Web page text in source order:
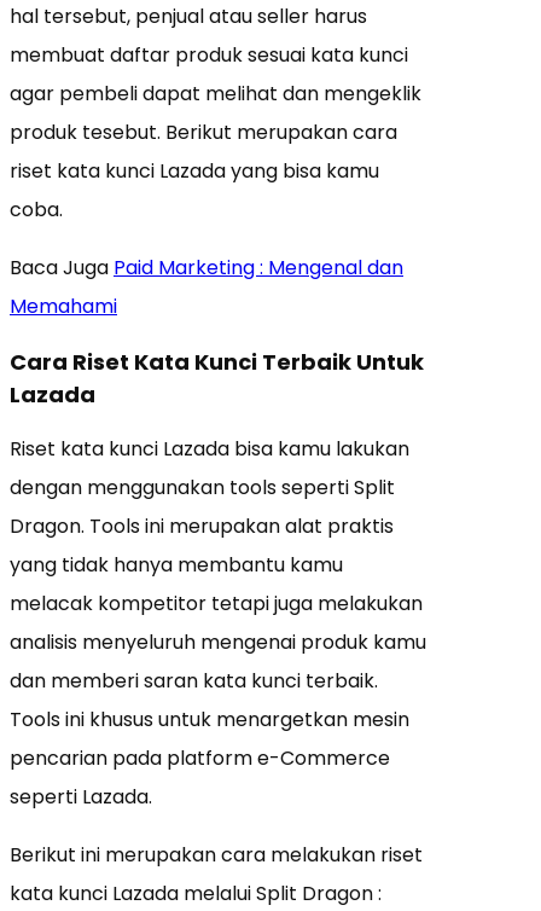
hal tersebut, penjual atau seller harus
membuat daftar produk sesuai kata kunci
agar pembeli dapat melihat dan mengeklik
produk tesebut. Berikut merupakan cara
riset kata kunci Lazada yang bisa kamu
coba.
Baca Juga Paid Marketing : Mengenal dan
Memahami
Cara Riset Kata Kunci Terbaik Untuk
Lazada
Riset kata kunci Lazada bisa kamu lakukan
dengan menggunakan tools seperti Split
Dragon. Tools ini merupakan alat praktis
yang tidak hanya membantu kamu
melacak kompetitor tetapi juga melakukan
analisis menyeluruh mengenai produk kamu
dan memberi saran kata kunci terbaik.
Tools ini khusus untuk menargetkan mesin
pencarian pada platform e-Commerce
seperti Lazada.
Berikut ini merupakan cara melakukan riset
kata kunci Lazada melalui Split Dragon :